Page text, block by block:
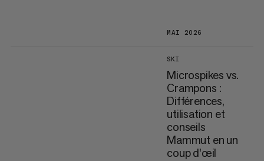
MAI 2026
SKI
Microspikes vs.
Crampons :
Différences,
utilisation et
conseils
Mammut en un
coup d'œil